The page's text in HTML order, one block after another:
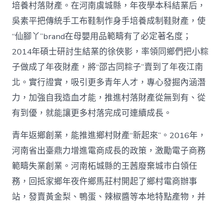
培養村落財產。在河南虞城縣，年夜學本科結業后，
吳素平把傳統手工布鞋制作身手培養成制鞋財產，使
“仙腳丫”brand在母嬰用品範疇有了必定著名度；
2014年碩士研討生結業的徐俠影，率領同鄉們把小粽
子做成了年夜財產，將“邵古同粽子”賣到了年夜江南
北。實行證實，吸引更多青年人才，專心發掘內涵潛
力，加強自我造血才能，推進村落財產從無到有、從
有到優，就能讓更多村落完成可連續成長。
青年返鄉創業，能推進鄉村財產“新起來”。2016年，
河南省出臺鼎力增進電商成長的政策，激勵電子商務
範疇失業創業。河南柘城縣的王茜廢棄城市白領任
務，回抵家鄉年夜仵鄉馬莊村開起了鄉村電商辦事
站，發賣黃金梨、鴨蛋、辣椒醬等本地特點產物，并